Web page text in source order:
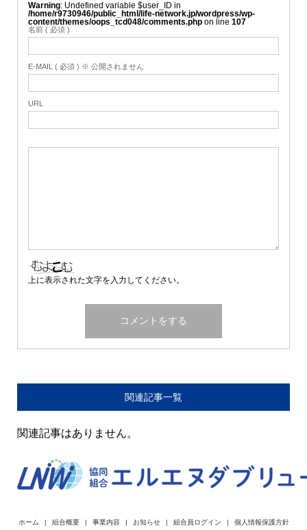
Warning : Undefined variable $user_ID in
/home/r9730946/public_html/life-network.jp/wordpress/wp-
content/themes/oops_tcd048/comments.phpon line 107
名前 ( 必須 )
E-MAIL ( 必須 ) ※ 公開されません
URL
上に表示された文字を入力してください。
関連記事一覧
関連記事はありません。
ホーム 組合概要 事業内容 お知らせ 組合員ログイン 個人情報保護方針